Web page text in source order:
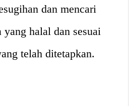
dan mencari
yang halal dan sesuai
telah ditetapkan.